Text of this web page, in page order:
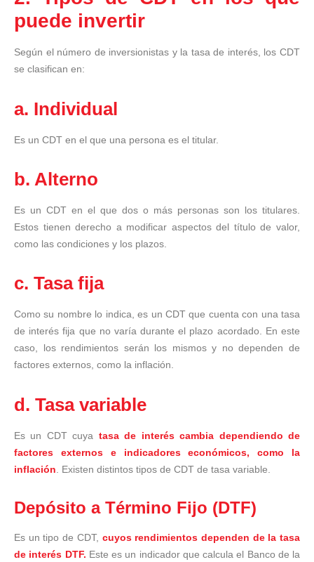
puede invertir
Según el número de inversionistas y la tasa de interés, los CDT
se clasifican en:
a. Individual
Es un CDT en el que una persona es el titular.
b. Alterno
Es un CDT en el que dos o más personas son los titulares.
Estos tienen derecho a modificar aspectos del título de valor,
como las condiciones y los plazos.
c. Tasa fija
Como su nombre lo indica, es un CDT que cuenta con una tasa
de interés fija que no varía durante el plazo acordado. En este
caso, los rendimientos serán los mismos y no dependen de
factores externos, como la inflación.
d. Tasa variable
Es un CDT cuya tasa de interés cambia dependiendo de
factores externos e indicadores económicos, como la
inflación . Existen distintos tipos de CDT de tasa variable.
Depósito a Término Fijo (DTF)
Es un tipo de CDT, cuyos rendimientos dependen de la tasa
de interés DTF. Este es un indicador que calcula el Banco de la